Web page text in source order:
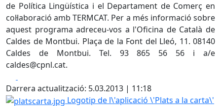
de Política Lingüística i el Departament de Comerç en
col·laboració amb TERMCAT. Per a més informació sobre
aquest programa adreceu-vos a l'Oficina de Català de
Caldes de Montbui. Plaça de la Font del Lleó, 11. 08140
Caldes de Montbui. Tel. 93 865 56 56 i a/e
caldes@cpnl.cat.
Darrera actualització: 5.03.2013 | 11:18
platscarta.jpg
Logotip de l\'aplicació \'Plats a la carta\'